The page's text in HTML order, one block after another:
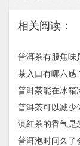
相关阅读：
普洱茶有股焦味
茶入口有哪六感
普洱茶能在冰箱
普洱茶可以减少
滇红茶的香气是
普洱泡时间久了